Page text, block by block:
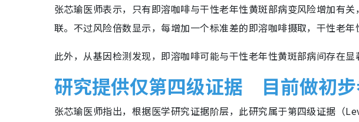
张芯瑜医师表示，只有即溶咖啡与干性老年性黄斑部病变风险增加有
联。不过风险倍数显示，每增加一个标准差的即溶咖啡摄取，干性老年
此外，从基因检测发现，即溶咖啡可能与干性老年性黄斑部病间存在显
研究提供仅第四级证据 目前做初
张芯瑜医师指出，根据医学研究证据阶层，此研究属于第四级证据（